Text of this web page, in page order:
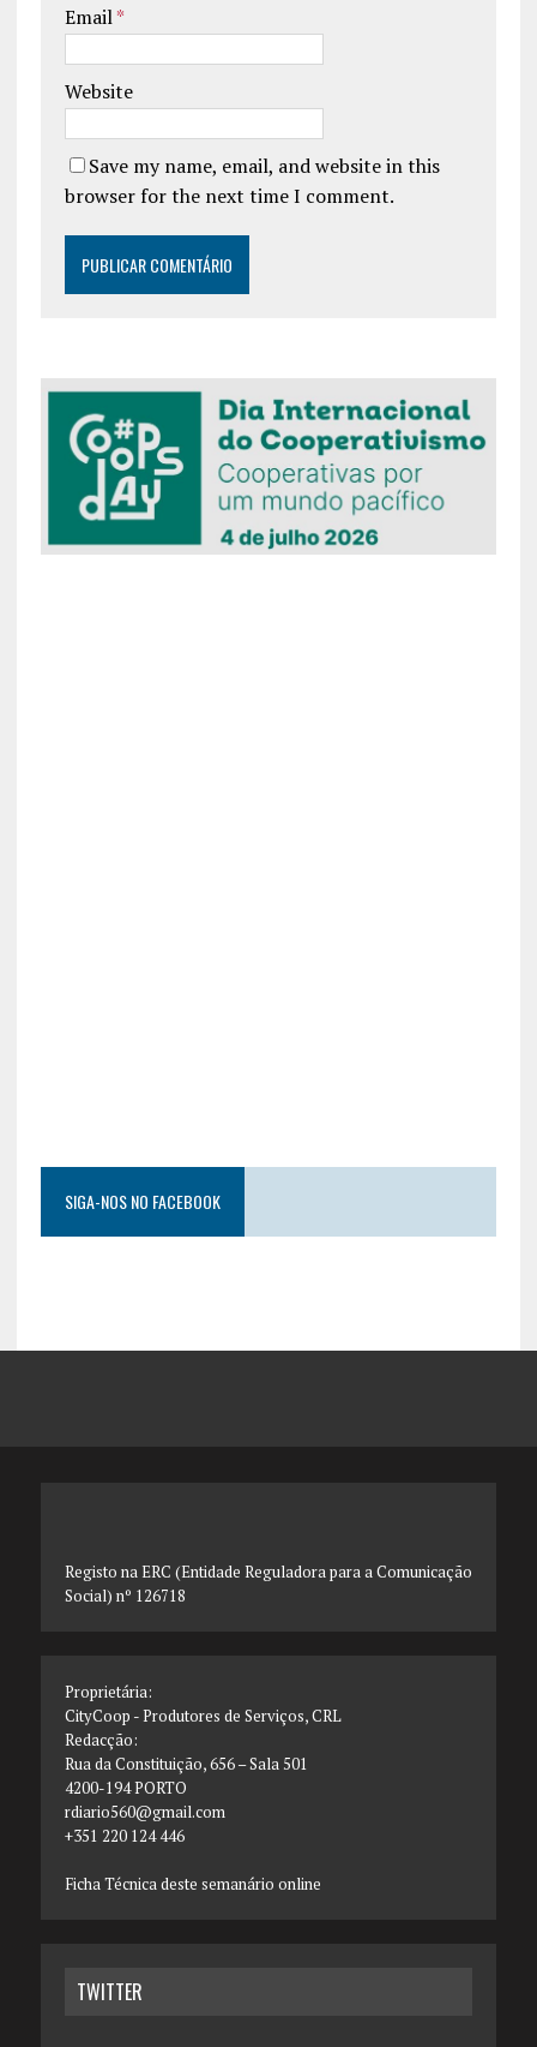
Email*
Website
Save my name, email, and website in this
browser for the next time I comment.
SIGA-NOS NO FACEBOOK
Registo na ERC (Entidade Reguladora para a Comunicação
Social) nº 126718
Proprietária:
CityCoop - Produtores de Serviços, CRL
Redacção:
Rua da Constituição, 656 – Sala 501
4200-194 PORTO
rdiario560@gmail.com
+351 220 124 446
Ficha Técnica deste semanário online
TWITTER